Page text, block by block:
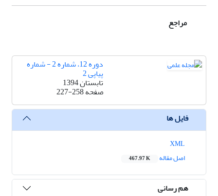
مراجع
دوره 12، شماره 2 - شماره
پیاپی 2
تابستان 1394
صفحه227-258
فایل ها
اصل مقاله
467.97 K
هم رسانی